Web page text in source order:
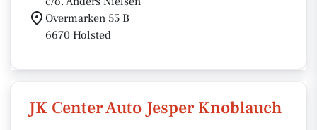
Overmarken 55 B
6670 Holsted
JK Center Auto Jesper Knoblauch